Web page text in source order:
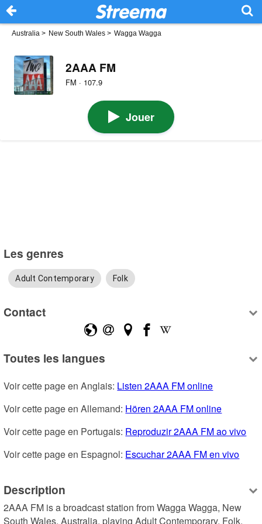
Australia > New South Wales > Wagga Wagga
2AAA FM
FM · 107.9
Jouer
Les genres
Adult Contemporary Folk
Contact
Toutes les langues
Voir cette page en Anglais: Listen 2AAA FM online
Voir cette page en Allemand: Hören 2AAA FM online
Voir cette page en Portugais: Reproduzir 2AAA FM ao vivo
Voir cette page en Espagnol: Escuchar 2AAA FM en vivo
Description
2AAA FM is a broadcast station from Wagga Wagga, New
South Wales, Australia, playing Adult Contemporary, Folk.